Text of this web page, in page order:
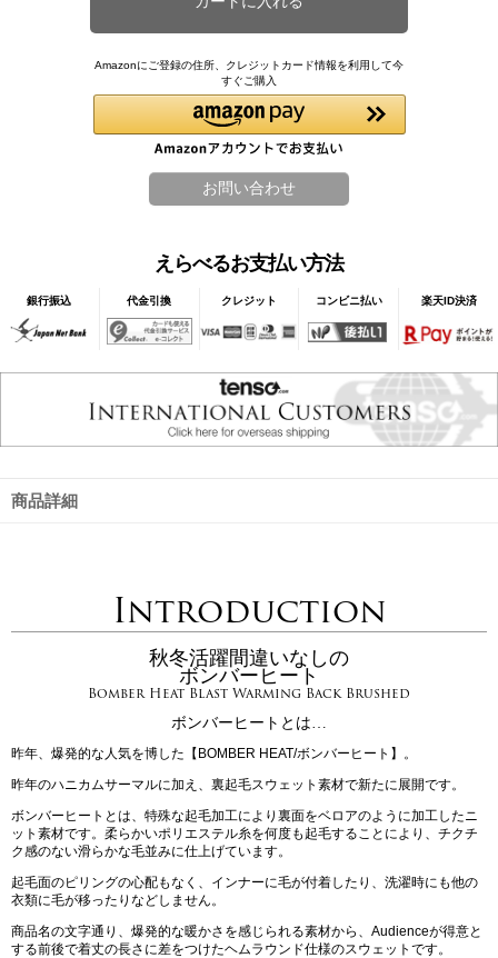
Amazonにご登録の住所、クレジットカード情報を利用して今
すぐご購入
えらべるお支払い方法
銀行振込 代金引換 クレジット コンビニ払い 楽天ID決済
商品詳細
Introduction
秋冬活躍間違いなしの
ボンバーヒート
Bomber Heat Blast Warming Back Brushed
ボンバーヒートとは…
昨年、爆発的な人気を博した【BOMBER HEAT/ボンバーヒート】。
昨年のハニカムサーマルに加え、裏起毛スウェット素材で新たに展開です。
ボンバーヒートとは、特殊な起毛加工により裏面をベロアのように加工したニ
ット素材です。柔らかいポリエステル糸を何度も起毛することにより、チクチ
ク感のない滑らかな毛並みに仕上げています。
起毛面のピリングの心配もなく、インナーに毛が付着したり、洗濯時にも他の
衣類に毛が移ったりなどしません。
商品名の文字通り、爆発的な暖かさを感じられる素材から、Audienceが得意と
する前後で着丈の長さに差をつけたヘムラウンド仕様のスウェットです。